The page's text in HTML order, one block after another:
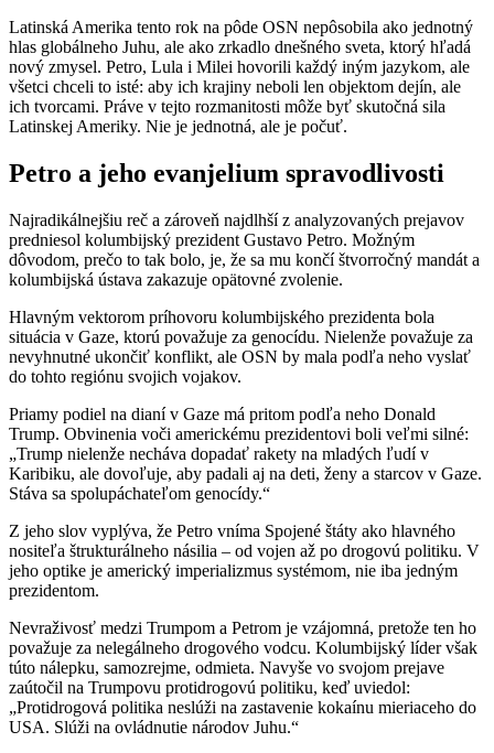
Latinská Amerika tento rok na pôde OSN nepôsobila ako jednotný
hlas globálneho Juhu, ale ako zrkadlo dnešného sveta, ktorý hľadá
nový zmysel. Petro, Lula i Milei hovorili každý iným jazykom, ale
všetci chceli to isté: aby ich krajiny neboli len objektom dejín, ale
ich tvorcami. Práve v tejto rozmanitosti môže byť skutočná sila
Latinskej Ameriky. Nie je jednotná, ale je počuť.
Petro a jeho evanjelium spravodlivosti
Najradikálnejšiu reč a zároveň najdlhší z analyzovaných prejavov
predniesol kolumbijský prezident Gustavo Petro. Možným
dôvodom, prečo to tak bolo, je, že sa mu končí štvorročný mandát a
kolumbijská ústava zakazuje opätovné zvolenie.
Hlavným vektorom príhovoru kolumbijského prezidenta bola
situácia v Gaze, ktorú považuje za genocídu. Nielenže považuje za
nevyhnutné ukončiť konflikt, ale OSN by mala podľa neho vyslať
do tohto regiónu svojich vojakov.
Priamy podiel na dianí v Gaze má pritom podľa neho Donald
Trump. Obvinenia voči americkému prezidentovi boli veľmi silné:
„Trump nielenže necháva dopadať rakety na mladých ľudí v
Karibiku, ale dovoľuje, aby padali aj na deti, ženy a starcov v Gaze.
Stáva sa spolupáchateľom genocídy.“
Z jeho slov vyplýva, že Petro vníma Spojené štáty ako hlavného
nositeľa štrukturálneho násilia – od vojen až po drogovú politiku. V
jeho optike je americký imperializmus systémom, nie iba jedným
prezidentom.
Nevraživosť medzi Trumpom a Petrom je vzájomná, pretože ten ho
považuje za nelegálneho drogového vodcu. Kolumbijský líder však
túto nálepku, samozrejme, odmieta. Navyše vo svojom prejave
zaútočil na Trumpovu protidrogovú politiku, keď uviedol:
„Protidrogová politika neslúži na zastavenie kokaínu mieriaceho do
USA. Slúži na ovládnutie národov Juhu.“